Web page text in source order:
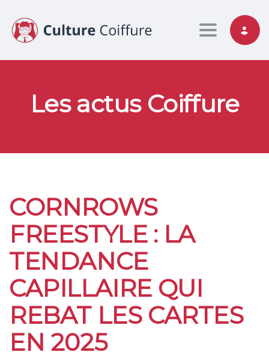
Toggle
Les actus Coiffure
CORNROWS
FREESTYLE : LA
TENDANCE
CAPILLAIRE QUI
REBAT LES CARTES
EN 2025